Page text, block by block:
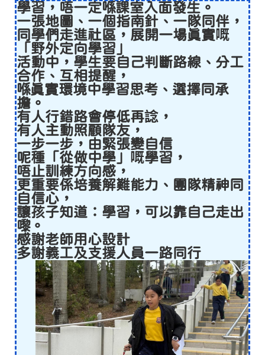
學習，唔一定喺課室入面發生。
一張地圖、一個指南針、一隊同伴，
同學們走進社區，展開一場真實嘅
「野外定向學習」
活動中，學生要自己判斷路線、分工
合作、互相提醒，
喺真實環境中學習思考、選擇同承
擔。
有人行錯路會停低再諗，
有人主動照顧隊友，
一步一步，由緊張變自信
呢種「從做中學」嘅學習，
唔止訓練方向感，
更重要係培養解難能力、團隊精神同
自信心，
讓孩子知道：學習，可以靠自己走出
嚟。
感謝老師用心設計
多謝義工及支援人員一路同行